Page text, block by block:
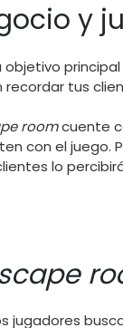
y
principal
recordar tus
roomcuente
con el juego.
lo
jugadores